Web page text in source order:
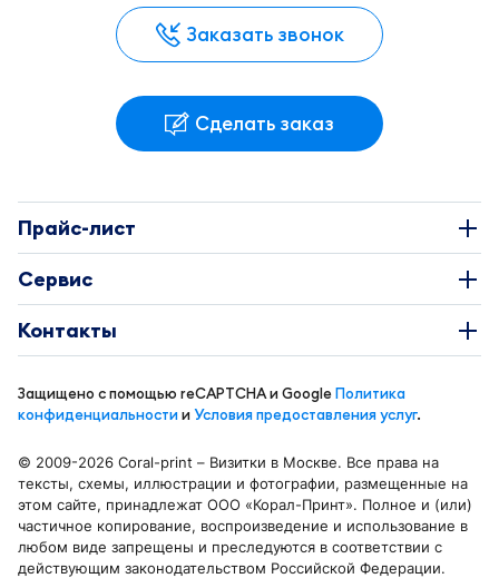
Заказать звонок
Сделать заказ
Прайс-лист
Этикетки
Буклеты
Визитки
Бирки и воблеры
Календари
Листовки и флаеры
Сервис
Требования к макетам
Доставка и оплата
Карта сайта
Блог
Контакты
info@coral-print.ru
Отделения в Москве
Москва, ул. Смольная 44 к. 1
Беломорская
Защищено с помощью reCAPTCHA и GoogleПолитика
конфиденциальностииУсловия предоставления услуг.
© 2009-2026 Coral-print – Визитки в Москве. Все права на
тексты, схемы, иллюстрации и фотографии, размещенные на
этом сайте, принадлежат ООО «Корал-Принт». Полное и (или)
частичное копирование, воспроизведение и использование в
любом виде запрещены и преследуются в соответствии с
действующим законодательством Российской Федерации.